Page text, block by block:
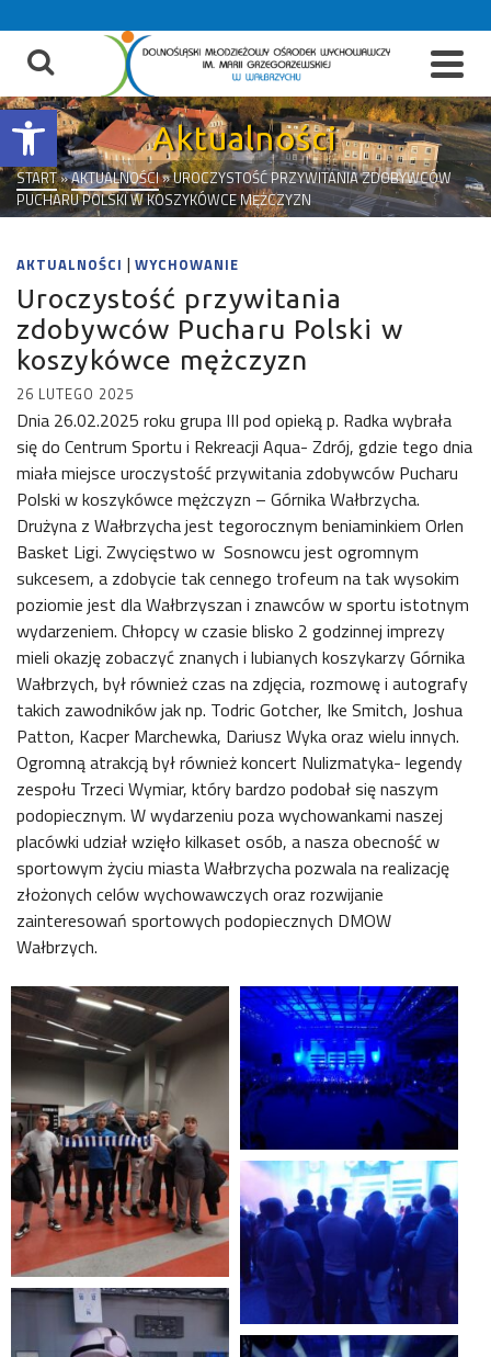
Otwórz pasek narzędzi
treści
Aktualności
START»AKTUALNOŚCI»UROCZYSTOŚĆ PRZYWITANIA ZDOBYWCÓW
PUCHARU POLSKI W KOSZYKÓWCE MĘŻCZYZN
AKTUALNOŚCI | WYCHOWANIE
Uroczystość przywitania
zdobywców Pucharu Polski w
koszykówce mężczyzn
26 LUTEGO 2025
Dnia 26.02.2025 roku grupa III pod opieką p. Radka wybrała
się do Centrum Sportu i Rekreacji Aqua- Zdrój, gdzie tego dnia
miała miejsce uroczystość przywitania zdobywców Pucharu
Polski w koszykówce mężczyzn – Górnika Wałbrzycha.
Drużyna z Wałbrzycha jest tegorocznym beniaminkiem Orlen
Basket Ligi. Zwycięstwo w Sosnowcu jest ogromnym
sukcesem, a zdobycie tak cennego trofeum na tak wysokim
poziomie jest dla Wałbrzyszan i znawców w sportu istotnym
wydarzeniem. Chłopcy w czasie blisko 2 godzinnej imprezy
mieli okazję zobaczyć znanych i lubianych koszykarzy Górnika
Wałbrzych, był również czas na zdjęcia, rozmowę i autografy
takich zawodników jak np. Todric Gotcher, Ike Smitch, Joshua
Patton, Kacper Marchewka, Dariusz Wyka oraz wielu innych.
Ogromną atrakcją był również koncert Nulizmatyka- legendy
zespołu Trzeci Wymiar, który bardzo podobał się naszym
podopiecznym. W wydarzeniu poza wychowankami naszej
placówki udział wzięło kilkaset osób, a nasza obecność w
sportowym życiu miasta Wałbrzycha pozwala na realizację
złożonych celów wychowawczych oraz rozwijanie
zainteresowań sportowych podopiecznych DMOW
Wałbrzych.